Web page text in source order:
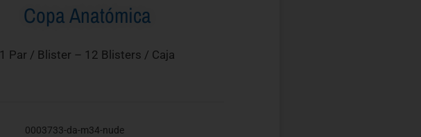
Copa Anatómica
1 Par / Blister – 12 Blisters / Caja
0003733-da-m34-nude